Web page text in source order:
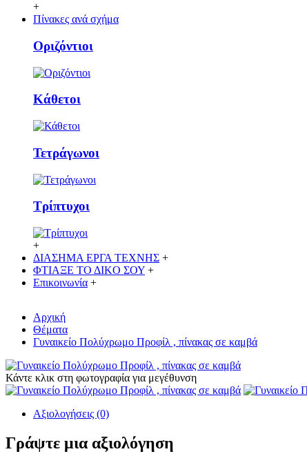
+
Πίνακες ανά σχήμα
Οριζόντιοι
Κάθετoι
Τετράγωνοι
Τρίπτυχοι
+
ΔΙΑΣΗΜΑ ΕΡΓΑ ΤΕΧΝΗΣ +
ΦΤΙΑΞΕ ΤΟ ΔΙΚO ΣΟΥ +
Επικοινωνία +
Αρχική
Θέματα
Γυναικείο Πολύχρωμο Προφίλ , πίνακας σε καμβά
Κάντε κλικ στη φωτογραφία για μεγέθυνση
Αξιολογήσεις (0)
Γράψτε μια αξιολόγηση